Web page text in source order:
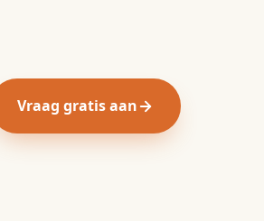
Vraag gratis aan